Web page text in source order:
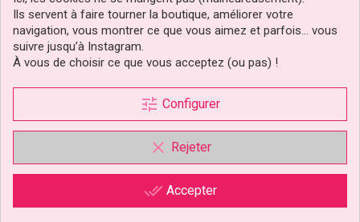
Disque Mickey Disney
Ils servent à faire tourner la boutique, améliorer votre
navigation, vous montrer ce que vous aimez et parfois… vous
suivre jusqu’à Instagram.
À vous de choisir ce que vous acceptez (ou pas) !
tune Configurer
clear Rejeter
done_all Accepter